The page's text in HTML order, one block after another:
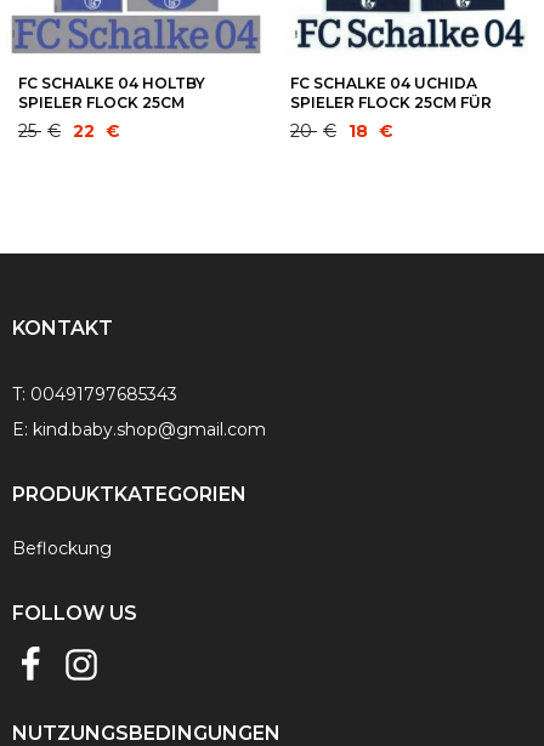
FC SCHALKE 04 HOLTBY
SPIELER FLOCK 25CM
FÜ.ADIDAS AWAY TRIKOT
2011-2012-2013
25 €
Ursprünglicher
22 €
Aktueller
FC SCHALKE 04 UCHIDA
SPIELER FLOCK 25CM FÜR
ADIDAS AWAY TRIKOT 2014-
2015
20 €
Ursprünglicher
18 €
Aktueller
KONTAKT
T: 00491797685343
E: kind.baby.shop@gmail.com
PRODUKTKATEGORIEN
Beflockung
FOLLOW US
NUTZUNGSBEDINGUNGEN